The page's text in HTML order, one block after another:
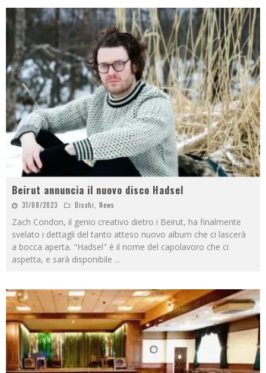
Beirut annuncia il nuovo disco Hadsel
31/08/2023 Dischi News
Zach Condon, il genio creativo dietro i Beirut, ha finalmente
svelato i dettagli del tanto atteso nuovo album che ci lascerà
a bocca aperta. "Hadsel" è il nome del capolavoro che ci
aspetta, e sarà disponibile ...